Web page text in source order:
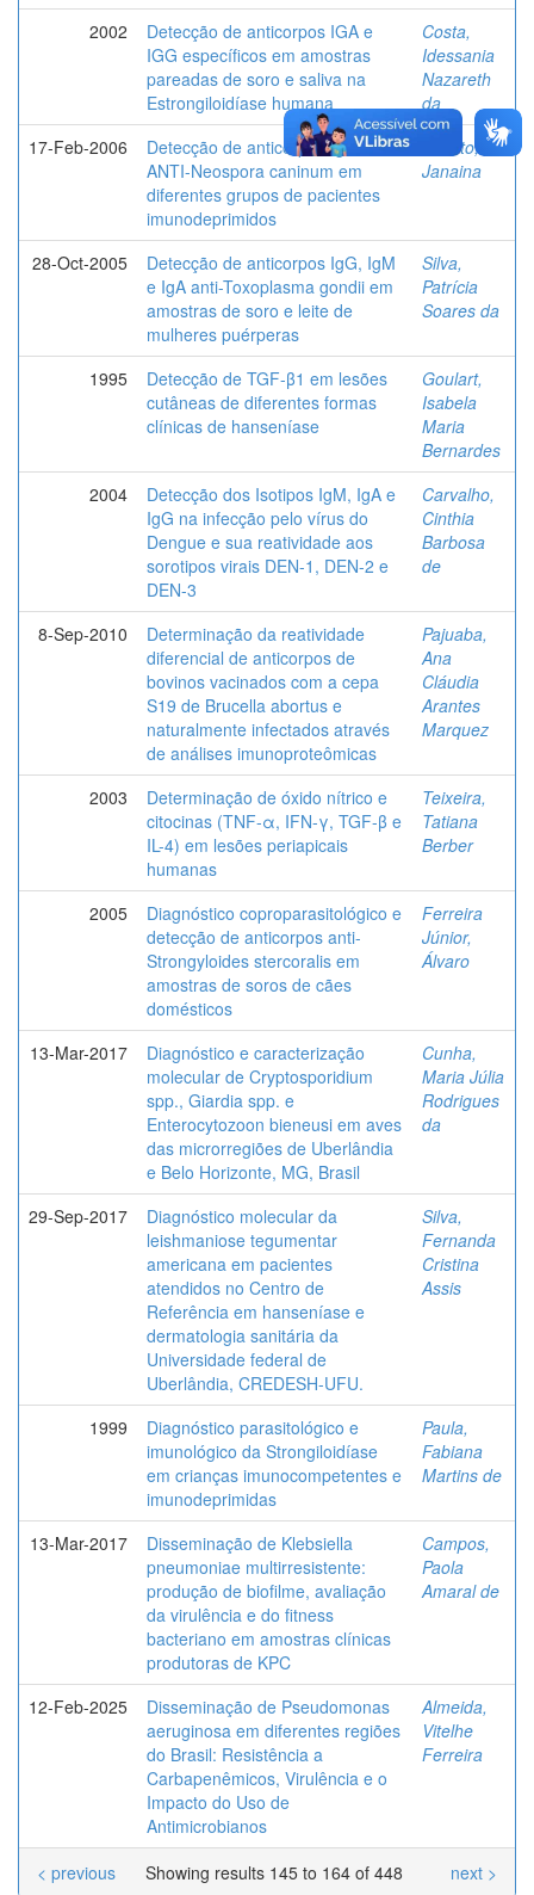
2002
Detecção de anticorpos IGA e
IGG específicos em amostras
pareadas de soro e saliva na
Estrongiloidíase humana
Costa,
Idessania
Nazareth
da
17-Feb-2006
Detecção de anticorpos IgG
ANTI-Neospora caninum em
diferentes grupos de pacientes
imunodeprimidos
Lobato,
Janaina
28-Oct-2005
Detecção de anticorpos IgG, IgM
e IgA anti-Toxoplasma gondii em
amostras de soro e leite de
mulheres puérperas
Silva,
Patrícia
Soares da
1995
Detecção de TGF-β1 em lesões
cutâneas de diferentes formas
clínicas de hanseníase
Goulart,
Isabela
Maria
Bernardes
2004
Detecção dos Isotipos IgM, IgA e
IgG na infecção pelo vírus do
Dengue e sua reatividade aos
sorotipos virais DEN-1, DEN-2 e
DEN-3
Carvalho,
Cinthia
Barbosa
de
8-Sep-2010
Determinação da reatividade
diferencial de anticorpos de
bovinos vacinados com a cepa
S19 de Brucella abortus e
naturalmente infectados através
de análises imunoproteômicas
Pajuaba,
Ana
Cláudia
Arantes
Marquez
2003
Determinação de óxido nítrico e
citocinas (TNF-α, IFN-γ, TGF-β e
IL-4) em lesões periapicais
humanas
Teixeira,
Tatiana
Berber
2005
Diagnóstico coproparasitológico e
detecção de anticorpos anti-
Strongyloides stercoralis em
amostras de soros de cães
domésticos
Ferreira
Júnior,
Álvaro
13-Mar-2017
Diagnóstico e caracterização
molecular de Cryptosporidium
spp., Giardia spp. e
Enterocytozoon bieneusi em aves
das microrregiões de Uberlândia
e Belo Horizonte, MG, Brasil
Cunha,
Maria Júlia
Rodrigues
da
29-Sep-2017
Diagnóstico molecular da
leishmaniose tegumentar
americana em pacientes
atendidos no Centro de
Referência em hanseníase e
dermatologia sanitária da
Universidade federal de
Uberlândia, CREDESH-UFU.
Silva,
Fernanda
Cristina
Assis
1999
Diagnóstico parasitológico e
imunológico da Strongiloidíase
em crianças imunocompetentes e
imunodeprimidas
Paula,
Fabiana
Martins de
13-Mar-2017
Disseminação de Klebsiella
pneumoniae multirresistente:
produção de biofilme, avaliação
da virulência e do fitness
bacteriano em amostras clínicas
produtoras de KPC
Campos,
Paola
Amaral de
12-Feb-2025
Disseminação de Pseudomonas
aeruginosa em diferentes regiões
do Brasil: Resistência a
Carbapenêmicos, Virulência e o
Impacto do Uso de
Antimicrobianos
Almeida,
Vitelhe
Ferreira
Showing results 145 to 164 of 448
< previous next >